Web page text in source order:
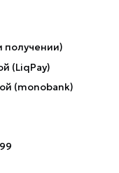
получении)
(LiqPay)
(monobank)